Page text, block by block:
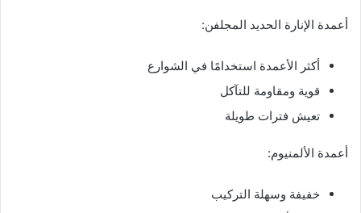
أعمدة الإنارة الحديد المجلفن:
أكثر الأعمدة استخدامًا في الشوارع
قوية ومقاومة للتآكل
تعيش فترات طويلة
أعمدة الألمنيوم:
خفيفة وسهلة التركيب